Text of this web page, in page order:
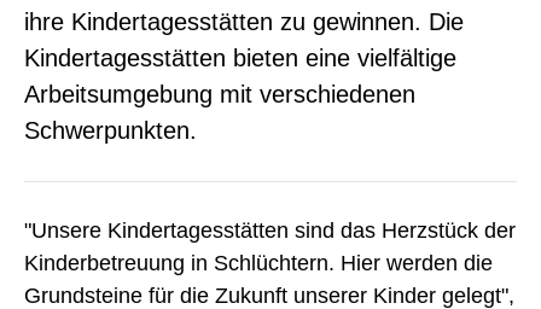
ihre Kindertagesstätten zu gewinnen. Die
Kindertagesstätten bieten eine vielfältige
Arbeitsumgebung mit verschiedenen
Schwerpunkten.
"Unsere Kindertagesstätten sind das Herzstück der
Kinderbetreuung in Schlüchtern. Hier werden die
Grundsteine für die Zukunft unserer Kinder gelegt",